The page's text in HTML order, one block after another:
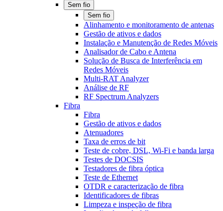
Sem fio
Sem fio
Alinhamento e monitoramento de antenas
Gestão de ativos e dados
Instalação e Manutenção de Redes Móveis
Analisador de Cabo e Antena
Solução de Busca de Interferência em
Redes Móveis
Multi-RAT Analyzer
Análise de RF
RF Spectrum Analyzers
Fibra
Fibra
Gestão de ativos e dados
Atenuadores
Taxa de erros de bit
Teste de cobre, DSL, Wi-Fi e banda larga
Testes de DOCSIS
Testadores de fibra óptica
Teste de Ethernet
OTDR e caracterização de fibra
Identificadores de fibras
Limpeza e inspeção de fibra